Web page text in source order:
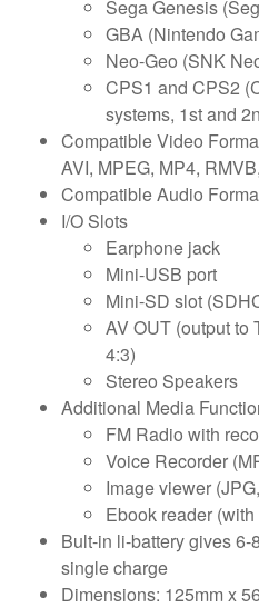
Sega Genesis
GBA (Nintendo
Neo-Geo (SNK
CPS1 and CPS2
systems, 1st and
Compatible Video
AVI, MPEG, MP4,
Compatible Audio
I/O Slots
Earphone jack
Mini-USB port
Mini-SD slot
AV OUT (output to
4:3)
Stereo Speakers
Additional Media
FM Radio with
Voice Recorder
Image viewer
Ebook reader
Bult-in li-battery gives
single charge
Dimensions: 125mm x